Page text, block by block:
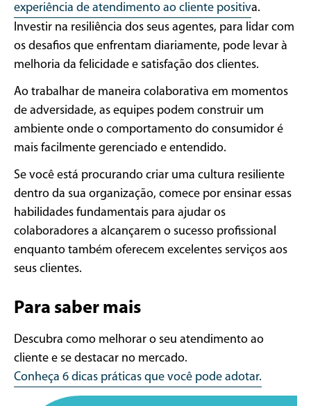
experiência de atendimento ao cliente positiva.
Investir na resiliência dos seus agentes, para lidar com
os desafios que enfrentam diariamente, pode levar à
melhoria da felicidade e satisfação dos clientes.
Ao trabalhar de maneira colaborativa em momentos
de adversidade, as equipes podem construir um
ambiente onde o comportamento do consumidor é
mais facilmente gerenciado e entendido.
Se você está procurando criar uma cultura resiliente
dentro da sua organização, comece por ensinar essas
habilidades fundamentais para ajudar os
colaboradores a alcançarem o sucesso profissional
enquanto também oferecem excelentes serviços aos
seus clientes.
Para saber mais
Descubra como melhorar o seu atendimento ao
cliente e se destacar no mercado.
Conheça 6 dicas práticas que você pode adotar.